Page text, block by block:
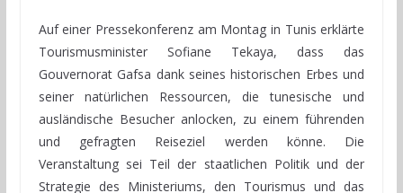
Auf einer Pressekonferenz am Montag in Tunis erklärte
Tourismusminister Sofiane Tekaya, dass das
Gouvernorat Gafsa dank seines historischen Erbes und
seiner natürlichen Ressourcen, die tunesische und
ausländische Besucher anlocken, zu einem führenden
und gefragten Reiseziel werden könne. Die
Veranstaltung sei Teil der staatlichen Politik und der
Strategie des Ministeriums, den Tourismus und das